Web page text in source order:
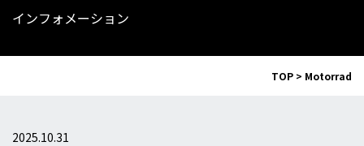
インフォメーション
TOP > Motorrad
2025.10.31